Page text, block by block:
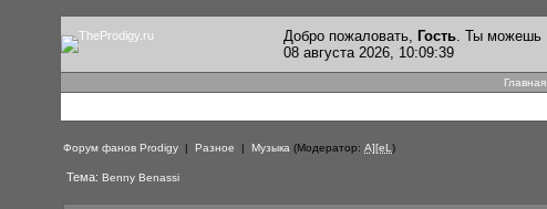
Добро пожаловать, Гость. Ты можешь
08 августа 2026, 10:09:39
Главная
Форум фанов Prodigy | Разное | Музыка (Модератор: A][eL )
Тема: Benny Benassi